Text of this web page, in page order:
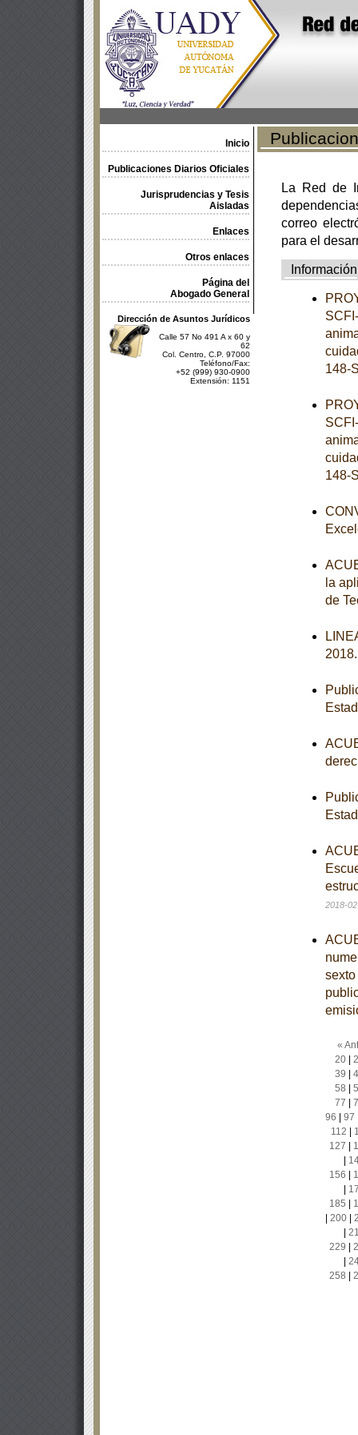
Inicio
Publicaciones Diarios Oficiales
Jurisprudencias y Tesis
Aisladas
Enlaces
Otros enlaces
Página del
Abogado General
Dirección de Asuntos Jurídicos
Calle 57 No 491 A x 60 y
62
Col. Centro, C.P. 97000
Teléfono/Fax:
+52 (999) 930-0900
Extensión: 1151
La Red de
correo
para el
Información
148-
148-
la
de
2018-
«
20|
39
58
77
96
97
112
127
156
185
200|
229
258